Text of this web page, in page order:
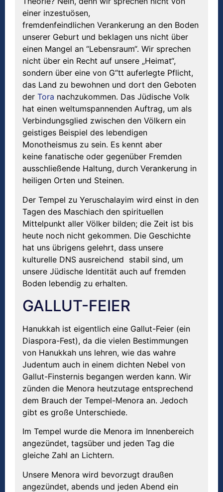
einer inzestuösen,
fremdenfeindlichen Verankerung an den Boden
unserer Geburt und beklagen uns nicht über
einen Mangel an “Lebensraum“. Wir sprechen
nicht über ein Recht auf unsere „Heimat“,
sondern über eine von G“tt auferlegte Pflicht,
das Land zu bewohnen und dort den Geboten
der Tora nachzukommen. Das Jüdische Volk
hat einen weltumspannenden Auftrag, um als
Verbindungsglied zwischen den Völkern ein
geistiges Beispiel des lebendigen
Monotheismus zu sein. Es kennt aber
keine fanatische oder gegenüber Fremden
ausschließende Haltung, durch Verankerung in
heiligen Orten und Steinen.
Der Tempel zu Yeruschalayim wird einst in den
Tagen des Maschiach den spirituellen
Mittelpunkt aller Völker bilden; die Zeit ist bis
heute noch nicht gekommen. Die Geschichte
hat uns übrigens gelehrt, dass unsere
kulturelle DNS ausreichend stabil sind, um
unsere Jüdische Identität auch auf fremden
Boden lebendig zu erhalten.
GALLUT-FEIER
Hanukkah ist eigentlich eine Gallut-Feier (ein
Diaspora-Fest), da die vielen Bestimmungen
von Hanukkah uns lehren, wie das wahre
Judentum auch in einem dichten Nebel von
Gallut-Finsternis begangen werden kann. Wir
zünden die Menora heutzutage entsprechend
dem Brauch der Tempel-Menora an. Jedoch
gibt es große Unterschiede.
Im Tempel wurde die Menora im Innenbereich
angezündet, tagsüber und jeden Tag die
gleiche Zahl an Lichtern.
Unsere Menora wird bevorzugt draußen
angezündet, abends und jeden Abend ein